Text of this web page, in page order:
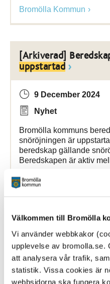
Välkommen till Bromölla
Vi använder webbkakor
upplevelse av bromolla.se.
att analysera vår trafik,
statistik. Vissa cookies är
webbsidorna ska fungera
Bromölla Kommun
[Arkiverad]
uppstartad
9 December 2024
Nyhet
Bromölla kommuns
snöröjningen är
beredskap gällande
Beredskapen är aktiv
Bromölla Kommun
21 November 2024
Nyhet